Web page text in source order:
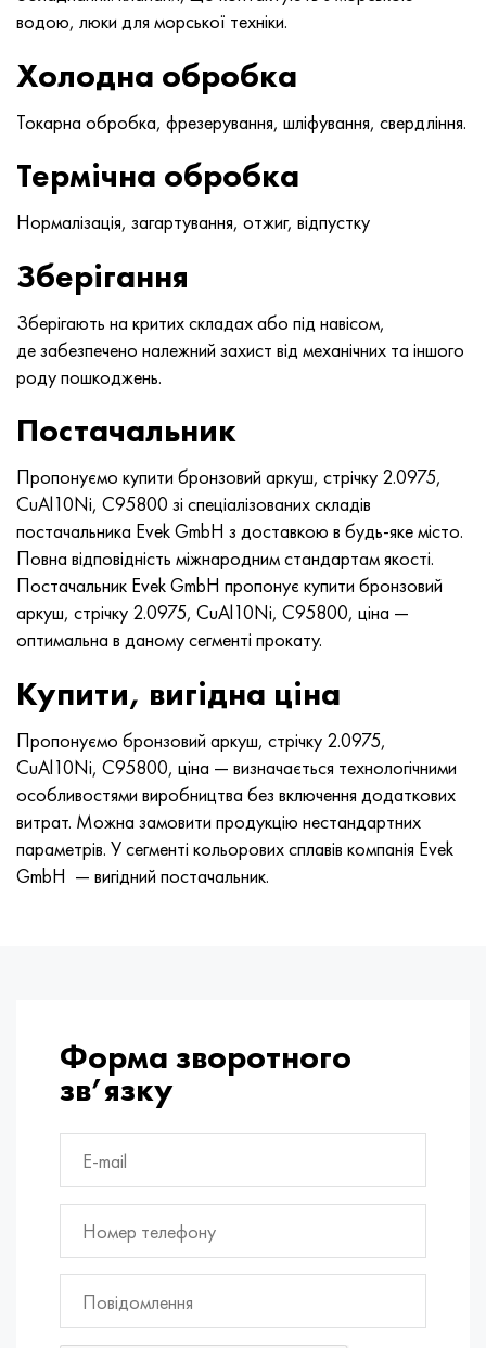
водою, люки для морської техніки.
Холодна обробка
Токарна обробка, фрезерування, шліфування, свердління.
Термічна обробка
Нормалізація, загартування, отжиг, відпустку
Зберігання
Зберігають на критих складах або під навісом,
де забезпечено належний захист від механічних та іншого
роду пошкоджень.
Постачальник
Пропонуємо купити бронзовий аркуш, стрічку 2.0975,
CuAl10Ni, C95800 зі спеціалізованих складів
постачальника Evek GmbH з доставкою в будь-яке місто.
Повна відповідність міжнародним стандартам якості.
Постачальник Evek GmbH пропонує купити бронзовий
аркуш, стрічку 2.0975, CuAl10Ni, C95800, ціна —
оптимальна в даному сегменті прокату.
Купити, вигідна ціна
Пропонуємо бронзовий аркуш, стрічку 2.0975,
CuAl10Ni, C95800, ціна — визначається технологічними
особливостями виробництва без включення додаткових
витрат. Можна замовити продукцію нестандартних
параметрів. У сегменті кольорових сплавів компанія Evek
GmbH — вигідний постачальник.
Форма зворотного
зв’язку
Нимоник 90
Нимоник 263
Haynes 25
Хайнс 188
Haynes 230
Хастеллой b2
Хастеллой b3
Хастеллой c4
Хастеллой c22
Хастеллой C-276
Хастеллой C2000
Хастеллой 3
Удимет 500
Удимет 720
Труба прецизійна
Лист, круг, дріт Н70МФВ
AM-350 - ams 5548
AM-355 - ams 5547
Сustom 450® - uns S45000
Greek Ascoloy 418
Труба корозійно-стійка
45Х14Н14В2М
50Х14МФ
65Х13
90Х18МФ
95Х18
ас35г2, 36smnpb14, 1.0765
38х2н2ма, 34CrNiMo6, 40NiCrMo7
40хн2ма, 34CrNiMo4, 36hnm
38ХС, 37hs
38ХА, 37Cr4, aisi 5135
38ХН3МФА, 35nicrmov12-5
40Г, 40Mn4, aisi 1035
38ХМ, 42CrMo4, aisi 1.7225
40ХН, 36NiCr6, aisi 3135
40ХФА, 1.7223, aisi 4142
45Х, 45h, 1.7035
45ХН2МФА, k2425, 45hnmf